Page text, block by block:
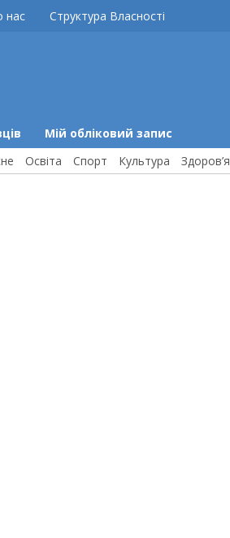
нас Структура Власності
Мій обліковий запис
Освіта Спорт Культура Здоров’я